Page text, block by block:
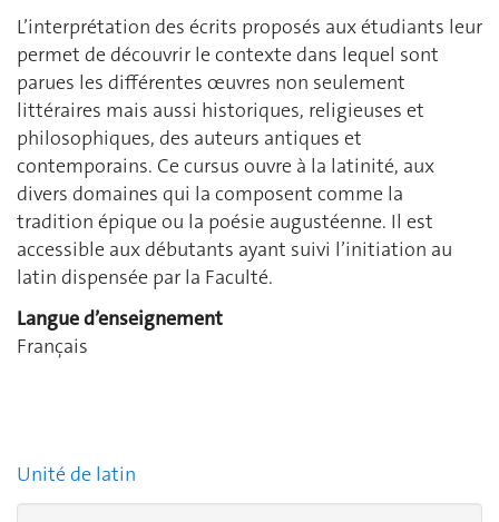
L’interprétation des écrits proposés aux étudiants leur
permet de découvrir le contexte dans lequel sont
parues les différentes œuvres non seulement
littéraires mais aussi historiques, religieuses et
philosophiques, des auteurs antiques et
contemporains. Ce cursus ouvre à la latinité, aux
divers domaines qui la composent comme la
tradition épique ou la poésie augustéenne. Il est
accessible aux débutants ayant suivi l’initiation au
latin dispensée par la Faculté.
Langue d’enseignement
Français
Unité de latin